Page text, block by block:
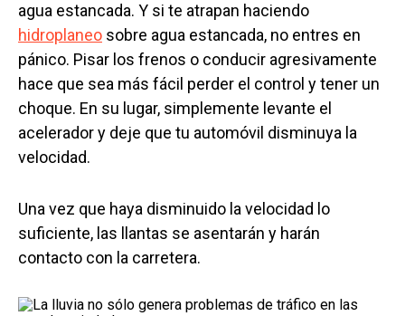
agua estancada. Y si te atrapan haciendo
hidroplaneo sobre agua estancada, no entres en
pánico. Pisar los frenos o conducir agresivamente
hace que sea más fácil perder el control y tener un
choque. En su lugar, simplemente levante el
acelerador y deje que tu automóvil disminuya la
velocidad.
Una vez que haya disminuido la velocidad lo
suficiente, las llantas se asentarán y harán
contacto con la carretera.